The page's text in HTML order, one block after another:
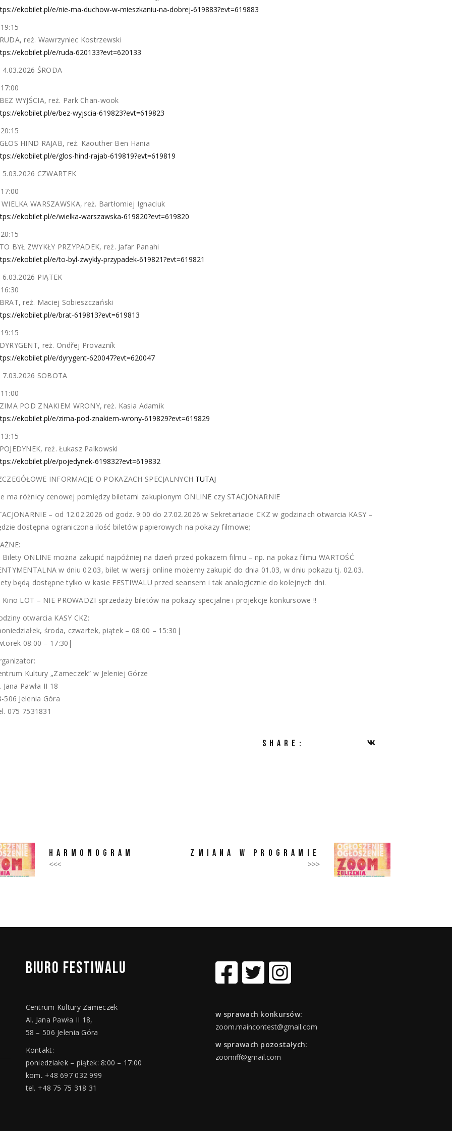
ekobilet.pl/e/nie-ma-duchow-w-mieszkaniu-na-dobrej-619883?evt=619883
reż. Wawrzyniec Kostrzewski
ekobilet.pl/e/ruda-620133?evt=620133
4.03.2026 ŚRODA
WYJŚCIA, reż. Park Chan-wook
ekobilet.pl/e/bez-wyjscia-619823?evt=619823
HIND RAJAB, reż. Kaouther Ben Hania
ekobilet.pl/e/glos-hind-rajab-619819?evt=619819
5.03.2026 CZWARTEK
WIELKA WARSZAWSKA, reż. Bartłomiej Ignaciuk
ekobilet.pl/e/wielka-warszawska-619820?evt=619820
BYŁ ZWYKŁY PRZYPADEK, reż. Jafar Panahi
ekobilet.pl/e/to-byl-zwykly-przypadek-619821?evt=619821
6.03.2026 PIĄTEK
reż. Maciej Sobieszczański
ekobilet.pl/e/brat-619813?evt=619813
reż. Ondřej Provazník
ekobilet.pl/e/dyrygent-620047?evt=620047
7.03.2026 SOBOTA
POD ZNAKIEM WRONY, reż. Kasia Adamik
ekobilet.pl/e/zima-pod-znakiem-wrony-619829?evt=619829
reż. Łukasz Palkowski
ekobilet.pl/e/pojedynek-619832?evt=619832
INFORMACJE O POKAZACH SPECJALNYCH TUTAJ
ma różnicy cenowej pomiędzy biletami zakupionym ONLINE czy STACJONARNIE
– od 12.02.2026 od godz. 9:00 do 27.02.2026 w Sekretariacie CKZ w godzinach otwarcia KASY –
dostępna ograniczona ilość biletów papierowych na pokazy filmowe;
Bilety ONLINE można zakupić najpóźniej na dzień przed pokazem filmu – np. na pokaz filmu WARTOŚĆ
w dniu 02.03, bilet w wersji online możemy zakupić do dnia 01.03, w dniu pokazu tj. 02.03.
będą dostępne tylko w kasie FESTIWALU przed seansem i tak analogicznie do kolejnych dni.
Kino LOT – NIE PROWADZI sprzedaży biletów na pokazy specjalne i projekcje konkursowe ‼️
otwarcia KASY CKZ:
środa, czwartek, piątek – 08:00 – 15:30|
08:00 – 17:30|
Kultury „Zameczek” w Jeleniej Górze
Jana Pawła II 18
506 Jelenia Góra
075 7531831
SHARE:
HARMONOGRAM
<<<
ZMIANA W PROGRAMIE
>>>
BIURO FESTIWALU
Centrum Kultury Zameczek
Al. Jana Pawła II 18,
58 – 506 Jelenia Góra
Kontakt:
poniedziałek – piątek: 8:00 – 17:00
kom. +48 697 032 999
tel. +48 75 75 318 31
w sprawach konkursów:
zoom.maincontest@gmail.com
w sprawach pozostałych:
zoomiff@gmail.com